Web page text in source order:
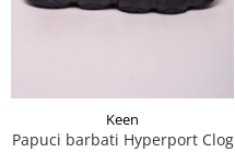
Keen
Papuci barbati Hyperport Clog